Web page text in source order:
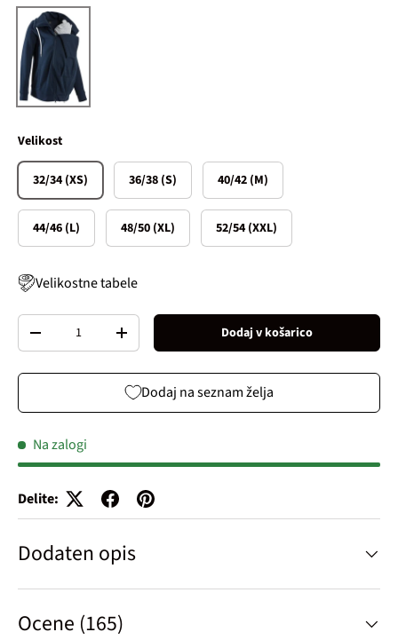
temno modra
Velikost
32/34 (XS) 36/38 (S) 40/42 (M)
44/46 (L) 48/50 (XL) 52/54 (XXL)
Velikostne tabele
Količina
Decrease quantityIncrease quantity Dodaj v košarico
Dodaj na seznam želja
Na zalogi
Delite:
Dodaten opis
Ocene (165)